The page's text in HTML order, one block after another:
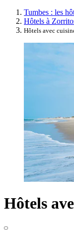
Tumbes : les
Hôtels à
Hôtels avec
Hôtels